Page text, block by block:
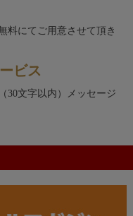
料にてご用意させて頂き
ビス
30文字以内）メッセージ